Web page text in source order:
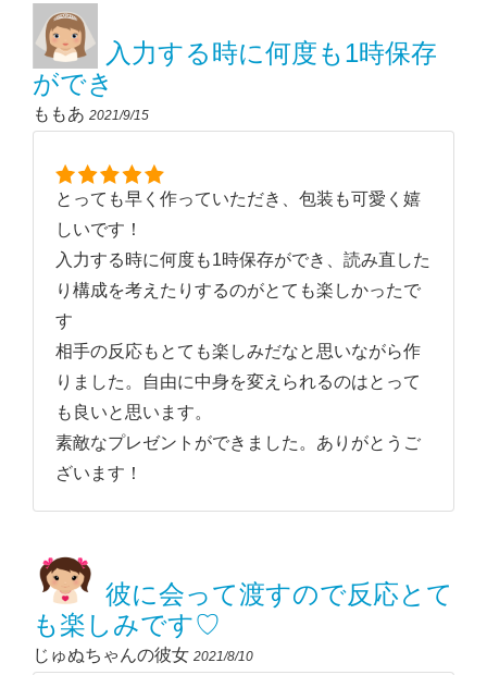
入力する時に何度も1時保存
ができ
ももあ 2021/9/15
とっても早く作っていただき、包装も可愛く嬉
しいです！
入力する時に何度も1時保存ができ、読み直した
り構成を考えたりするのがとても楽しかったで
す
相手の反応もとても楽しみだなと思いながら作
りました。自由に中身を変えられるのはとって
も良いと思います。
素敵なプレゼントができました。ありがとうご
ざいます！
彼に会って渡すので反応とて
も楽しみです♡
じゅぬちゃんの彼女 2021/8/10